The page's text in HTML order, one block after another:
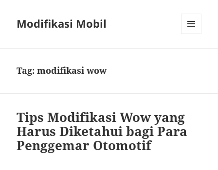
Modifikasi Mobil
Tag:modifikasi wow
Tips Modifikasi Wow yang
Harus Diketahui bagi Para
Penggemar Otomotif